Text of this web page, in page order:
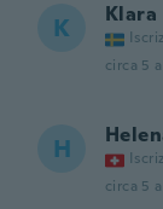
K Klara
circa 5
H
circa 5